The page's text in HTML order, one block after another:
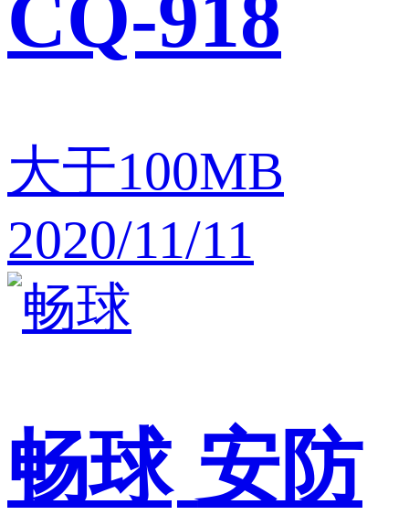
CQ-918
大于100MB
2020/11/11
畅球 安防